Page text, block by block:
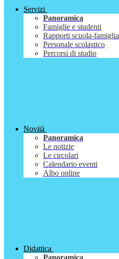
Servizi
Panoramica
Famiglie e studenti
Rapporti scuola-famiglia
Personale scolastico
Percorsi di studio
Novità
Panoramica
Le notizie
Le circolari
Calendario eventi
Albo online
Didattica